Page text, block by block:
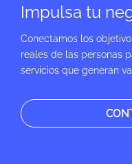
Impulsa tu
Conectamos los
reales de las personas
servicios que generan